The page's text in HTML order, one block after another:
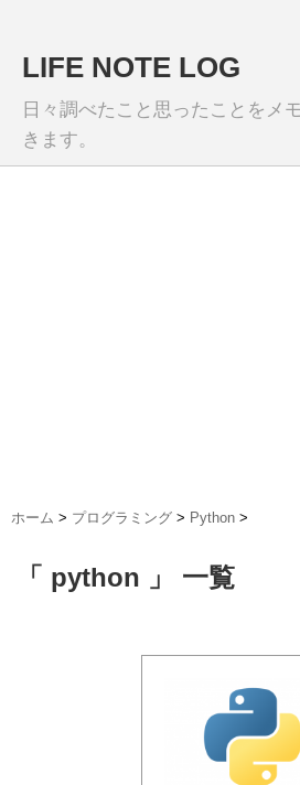
LIFE NOTE LOG
日々調べたこと思ったことをメ
きます。
ホーム > プログラミング > Python >
「 python 」 一覧